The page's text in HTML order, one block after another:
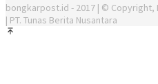
bongkarpost.id - 2017 | © Copyright,
| PT. Tunas Berita Nusantara